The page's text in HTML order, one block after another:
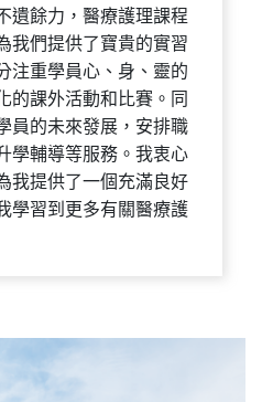
遺餘力，醫療護理課程
我們提供了寶貴的實習
注重學員心、身、靈的
的課外活動和比賽。同
員的未來發展，安排職
學輔導等服務。我衷心
我提供了一個充滿良好
學習到更多有關醫療護